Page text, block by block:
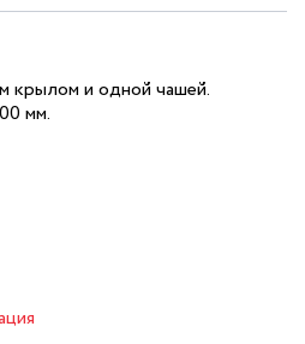
крылом и одной чашей.
мм.